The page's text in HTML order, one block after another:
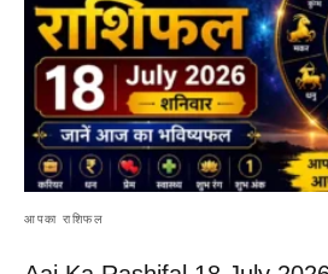
आपका राशिफल